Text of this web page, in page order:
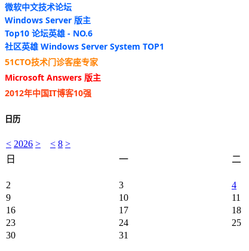
微软中文技术论坛
Windows Server 版主
Top10 论坛英雄 - NO.6
社区英雄 Windows Server System TOP1
51CTO技术门诊客座专家
Microsoft Answers 版主
2012年中国IT博客10强
日历
< 2026 > < 8 >
日
一 二
2
3 4
9
10 11
16
17 18
23
24 25
30
31